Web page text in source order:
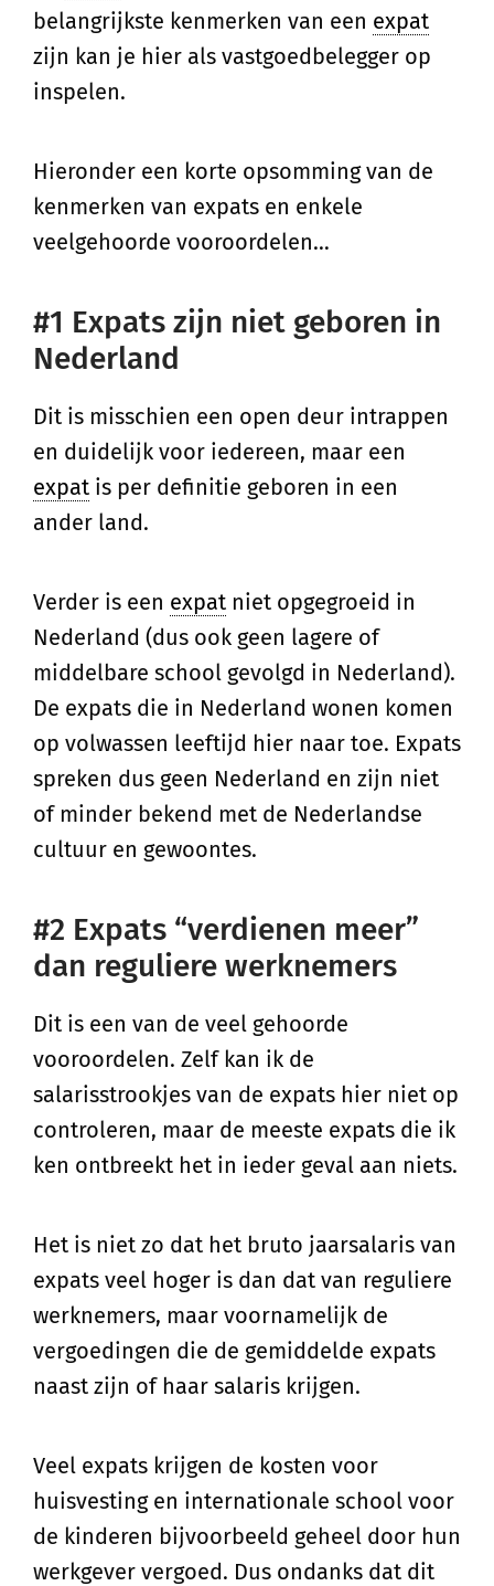
belangrijkste kenmerken van een expat
zijn kan je hier als vastgoedbelegger op
inspelen.
Hieronder een korte opsomming van de
kenmerken van expats en enkele
veelgehoorde vooroordelen…
#1 Expats zijn niet geboren in
Nederland
Dit is misschien een open deur intrappen
en duidelijk voor iedereen, maar een
expat is per definitie geboren in een
ander land.
Verder is een expat niet opgegroeid in
Nederland (dus ook geen lagere of
middelbare school gevolgd in Nederland).
De expats die in Nederland wonen komen
op volwassen leeftijd hier naar toe. Expats
spreken dus geen Nederland en zijn niet
of minder bekend met de Nederlandse
cultuur en gewoontes.
#2 Expats “verdienen meer”
dan reguliere werknemers
Dit is een van de veel gehoorde
vooroordelen. Zelf kan ik de
salarisstrookjes van de expats hier niet op
controleren, maar de meeste expats die ik
ken ontbreekt het in ieder geval aan niets.
Het is niet zo dat het bruto jaarsalaris van
expats veel hoger is dan dat van reguliere
werknemers, maar voornamelijk de
vergoedingen die de gemiddelde expats
naast zijn of haar salaris krijgen.
Veel expats krijgen de kosten voor
huisvesting en internationale school voor
de kinderen bijvoorbeeld geheel door hun
werkgever vergoed. Dus ondanks dat dit